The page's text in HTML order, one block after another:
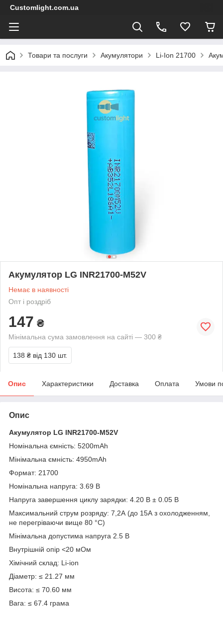
Customlight.com.ua
Товари та послуги Акумулятори Li-Ion 21700
Акумулятор LG INR21700-M52V
Немає в наявності
Опт і роздріб
147 ₴
Мінімальна сума замовлення на сайті — 300 ₴
138 ₴ від 130 шт.
Опис Характеристики Доставка Оплата Умови
Опис
Акумулятор LG INR21700-M52V
Номінальна ємність: 5200mAh
Мінімальна ємність: 4950mAh
Формат: 21700
Номінальна напруга: 3.69 В
Напруга завершення циклу зарядки: 4.20 В ± 0.05 В
Максимальний струм розряду: 7,2А (до 15А з охолодженням,
не перегріваючи вище 80 °С)
Мінімальна допустима напруга 2.5 В
Внутрішній опір <20 мОм
Хімічний склад: Li-ion
Діаметр: ≤ 21.27 мм
Висота: ≤ 70.60 мм
Вага: ≤ 67.4 грама